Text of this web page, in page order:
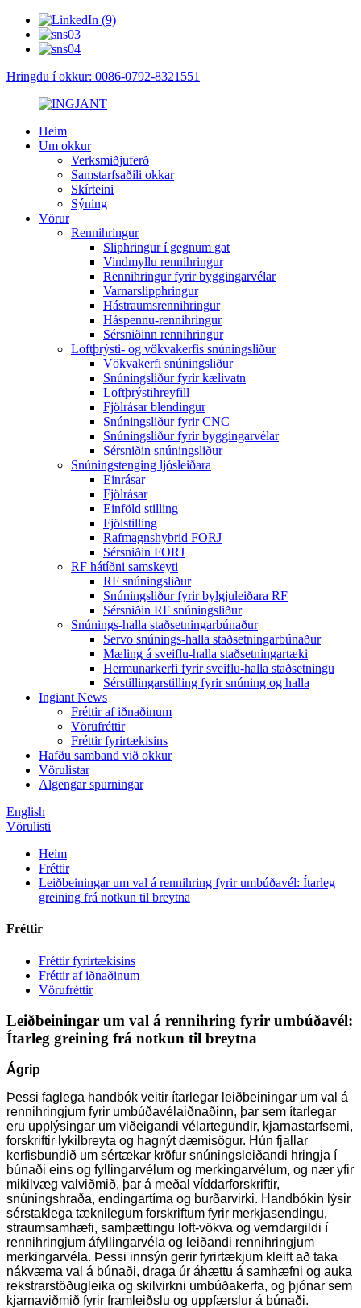
Hringdu í okkur: 0086-0792-8321551
Heim
Um okkur
Verksmiðjuferð
Samstarfsaðili okkar
Skírteini
Sýning
Vörur
Rennihringur
Sliphringur í gegnum gat
Vindmyllu rennihringur
Rennihringur fyrir byggingarvélar
Varnarslipphringur
Hástraumsrennihringur
Háspennu-rennihringur
Sérsniðinn rennihringur
Loftþrýsti- og vökvakerfis snúningsliður
Vökvakerfi snúningsliður
Snúningsliður fyrir kælivatn
Loftþrýstihreyfill
Fjölrásar blendingur
Snúningsliður fyrir CNC
Snúningsliður fyrir byggingarvélar
Sérsniðin snúningsliður
Snúningstenging ljósleiðara
Einrásar
Fjölrásar
Einföld stilling
Fjölstilling
Rafmagnshybrid FORJ
Sérsniðin FORJ
RF hátíðni samskeyti
RF snúningsliður
Snúningsliður fyrir bylgjuleiðara RF
Sérsniðin RF snúningsliður
Snúnings-halla staðsetningarbúnaður
Servo snúnings-halla staðsetningarbúnaður
Mæling á sveiflu-halla staðsetningartæki
Hermunarkerfi fyrir sveiflu-halla staðsetningu
Sérstillingarstilling fyrir snúning og halla
Ingiant News
Fréttir af iðnaðinum
Vörufréttir
Fréttir fyrirtækisins
Hafðu samband við okkur
Vörulistar
Algengar spurningar
English
Vörulisti
Heim
Fréttir
Leiðbeiningar um val á rennihring fyrir umbúðavél: Ítarleg
greining frá notkun til breytna
Fréttir
Fréttir fyrirtækisins
Fréttir af iðnaðinum
Vörufréttir
Leiðbeiningar um val á rennihring fyrir umbúðavél:
Ítarleg greining frá notkun til breytna
Ágrip
Þessi faglega handbók veitir ítarlegar leiðbeiningar um val á
rennihringjum fyrir umbúðavélaiðnaðinn, þar sem ítarlegar
eru upplýsingar um viðeigandi vélartegundir, kjarnastarfsemi,
forskriftir lykilbreyta og hagnýt dæmisögur. Hún fjallar
kerfisbundið um sértækar kröfur snúningsleiðandi hringja í
búnaði eins og fyllingarvélum og merkingarvélum, og nær yfir
mikilvæg valviðmið, þar á meðal víddarforskriftir,
snúningshraða, endingartíma og burðarvirki. Handbókin lýsir
sérstaklega tæknilegum forskriftum fyrir merkjasendingu,
straumsamhæfi, samþættingu loft-vökva og verndargildi í
rennihringjum áfyllingarvéla og leiðandi rennihringjum
merkingarvéla. Þessi innsýn gerir fyrirtækjum kleift að taka
nákvæma val á búnaði, draga úr áhættu á samhæfni og auka
rekstrarstöðugleika og skilvirkni umbúðakerfa, og þjónar sem
kjarnaviðmið fyrir framleiðslu og uppfærslur á búnaði.